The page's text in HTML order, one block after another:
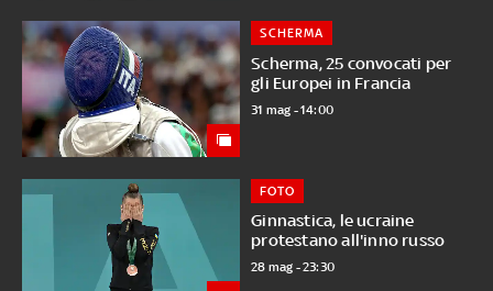
Scherma, 25 convocati per
gli Europei in Francia
SCHERMA
31 mag - 14:00
Ginnastica, le ucraine
protestano all'inno russo
FOTO
28 mag - 23:30